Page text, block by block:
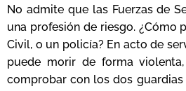
No admite que las Fuerzas de
una profesión de riesgo. ¿Cómo
Civil, o un policía? En acto de
puede morir de forma
comprobar con los dos guardias